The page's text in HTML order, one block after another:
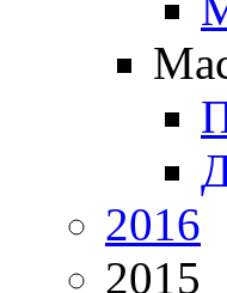
2016
2015